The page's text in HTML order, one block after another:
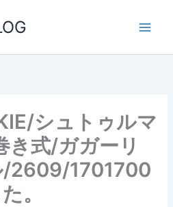
シュトゥルマ
き式/ガガーリ
/2609/1701700
。